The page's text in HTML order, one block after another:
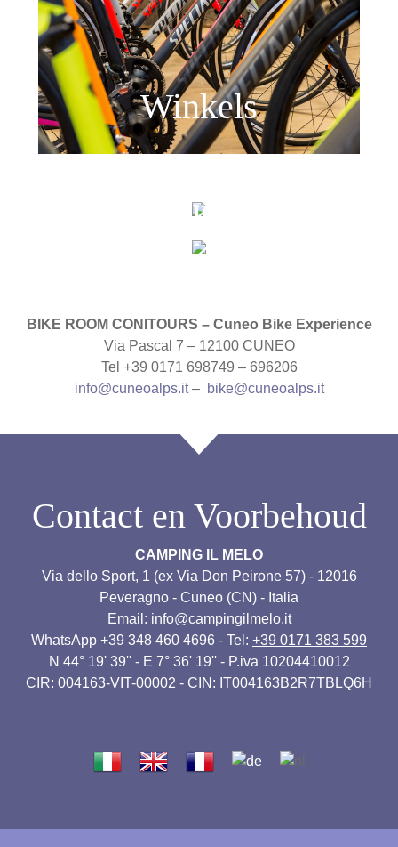
Winkels
Guides
BIKE ROOM CONITOURS – Cuneo Bike Experience
Via Pascal 7 – 12100 CUNEO
Tel +39 0171 698749 – 696206
info@cuneoalps.it– bike@cuneoalps.it
Contact en Voorbehoud
CAMPING IL MELO
Via dello Sport, 1 (ex Via Don Peirone 57) - 12016
Peveragno - Cuneo (CN) - Italia
Email: info@campingilmelo.it
WhatsApp +39 348 460 4696 - Tel: +39 0171 383 599
N 44° 19' 39'' - E 7° 36' 19'' - P.iva 10204410012
CIR: 004163-VIT-00002 - CIN: IT004163B2R7TBLQ6H